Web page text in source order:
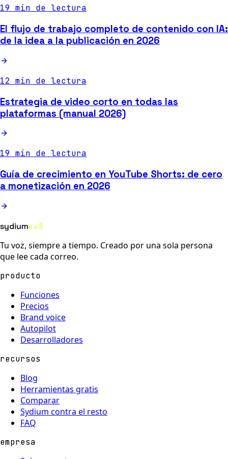
19 min de lectura
El flujo de trabajo completo de contenido con IA:
de la idea a la publicación en 2026
12 min de lectura
Estrategia de video corto en todas las
plataformas (manual 2026)
19 min de lectura
Guía de crecimiento en YouTube Shorts: de cero
a monetización en 2026
sydium
Tu voz, siempre a tiempo. Creado por una sola persona
que lee cada correo.
producto
Funciones
Precios
Brand voice
Autopilot
Desarrolladores
recursos
Blog
Herramientas gratis
Comparar
Sydium contra el resto
FAQ
empresa